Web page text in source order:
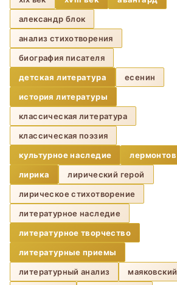
александр блок
анализ стихотворения
биография писателя
детская литература
есенин
история литературы
классическая литература
классическая поэзия
культурное наследие
лермонтов
лирика
лирический герой
лирическое стихотворение
литературное наследие
литературное творчество
литературные приемы
литературный анализ
маяковский